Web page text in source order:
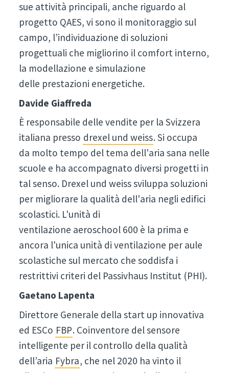
sue attività principali, anche riguardo al
progetto QAES, vi sono il monitoraggio sul
campo, l’individuazione di soluzioni
progettuali che migliorino il comfort interno,
la modellazione e simulazione
delle prestazioni energetiche.
Davide Giaffreda
È responsabile delle vendite per la Svizzera
italiana presso drexel und weiss. Si occupa
da molto tempo del tema dell'aria sana nelle
scuole e ha accompagnato diversi progetti in
tal senso. Drexel und weiss sviluppa soluzioni
per migliorare la qualità dell'aria negli edifici
scolastici. L'unità di
ventilazione aeroschool 600 è la prima e
ancora l'unica unità di ventilazione per aule
scolastiche sul mercato che soddisfa i
restrittivi criteri del Passivhaus Institut (PHI).
Gaetano Lapenta
Direttore Generale della start up innovativa
ed ESCo FBP. Coinventore del sensore
intelligente per il controllo della qualità
dell’aria Fybra, che nel 2020 ha vinto il